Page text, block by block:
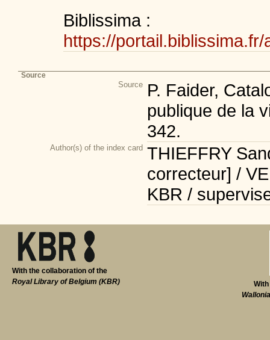
Biblissima :
https://
Source
Source P. Faider,
publique de la
342.
Author(s) of the index card THIEFFRY
correcteur] /
KBR /
With the collaboration of the
Royal Library of Belgium (KBR)